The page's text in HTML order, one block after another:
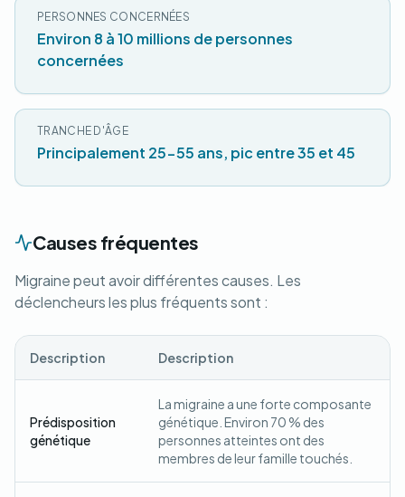
PERSONNES CONCERNÉES
Environ 8 à 10 millions de personnes
concernées
TRANCHE D'ÂGE
Principalement 25-55 ans, pic entre 35 et 45
Causes fréquentes
Migraine peut avoir différentes causes. Les
déclencheurs les plus fréquents sont :
Description Description
Prédisposition
génétique
La migraine a une forte composante
génétique. Environ 70 % des
personnes atteintes ont des
membres de leur famille touchés.